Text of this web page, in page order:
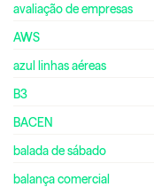
avaliação de empresas
AWS
azul linhas aéreas
B3
BACEN
balada de sábado
balança comercial